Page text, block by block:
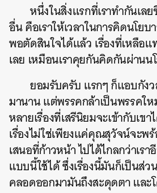
หนึ่งในสิ่งแรกที่เราทำกันเล
อื่น คือเราให้เวลาในการคิดนโย
พอตัดสินใจได้แล้ว เรื่องที่เหลือ
เลย เหมือนเราคุยกันคิดกันผ่านน
ยอมรับครับ แรกๆ ก็แอบกั
มานาน แต่พรรคกล้าเป็นพรรคใ
หลายเรื่องที่เสรีนิยมจะเข้ากับเข
เรื่องไม่ใช่เพียงแค่คุณสุวัจน์จะ
เสนอที่ก้าวหน้า ไปได้ไกลกว่าเร
แบบนี้ใช้ได้ ซึ่งเรื่องนี้มันก็เป็นส่
คลอดออกมามันถึงสะดุดตา และ